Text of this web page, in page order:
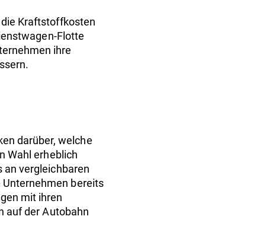
Kraftstoffkosten
Flotte
ihre
darüber, welche
Wahl erheblich
an vergleichbaren
bereits
mit ihren
auf der Autobahn